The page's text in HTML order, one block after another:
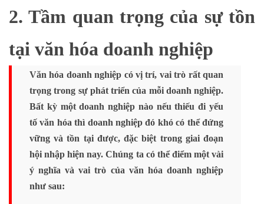
2. Tầm quan trọng của sự tồn
tại văn hóa doanh nghiệp
Văn hóa doanh nghiệp có vị trí, vai trò rất quan
trọng trong sự phát triển của mỗi doanh nghiệp.
Bất kỳ một doanh nghiệp nào nếu thiếu đi yếu
tố văn hóa thì doanh nghiệp đó khó có thể đứng
vững và tồn tại được, đặc biệt trong giai đoạn
hội nhập hiện nay. Chúng ta có thể điểm một vài
ý nghĩa và vai trò của văn hóa doanh nghiệp
như sau: